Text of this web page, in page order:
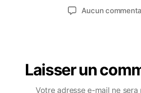
Aucun
Laisser un
Votre adresse e-mail ne sera